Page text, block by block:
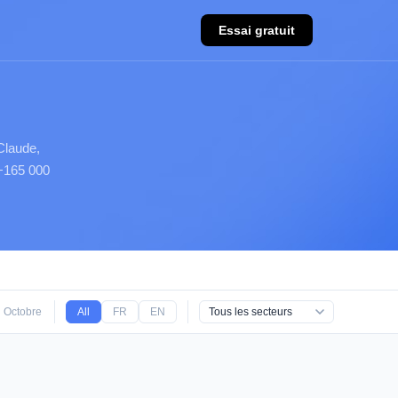
Essai gratuit
000
Octobre 2025 Septembre 2025 Août 2025
All FR EN